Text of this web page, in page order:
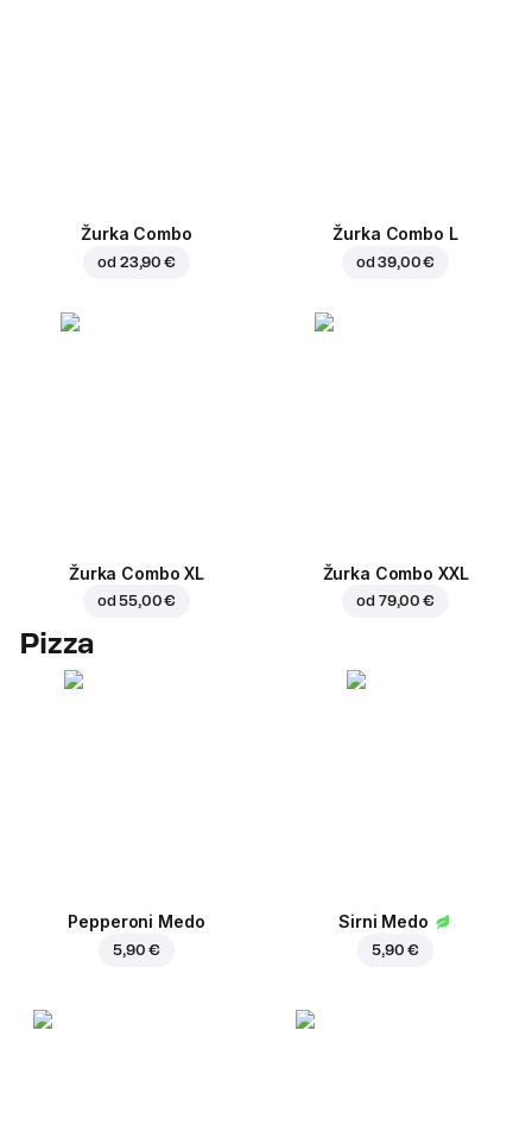
Žurka Combo
od 23,90 €
Žurka Combo L
od39,00 €
Žurka Combo XL
od55,00 €
Žurka Combo XXL
od 79,00 €
Pizza
Pepperoni Medo
5,90 €
Sirni Medo
5,90 €